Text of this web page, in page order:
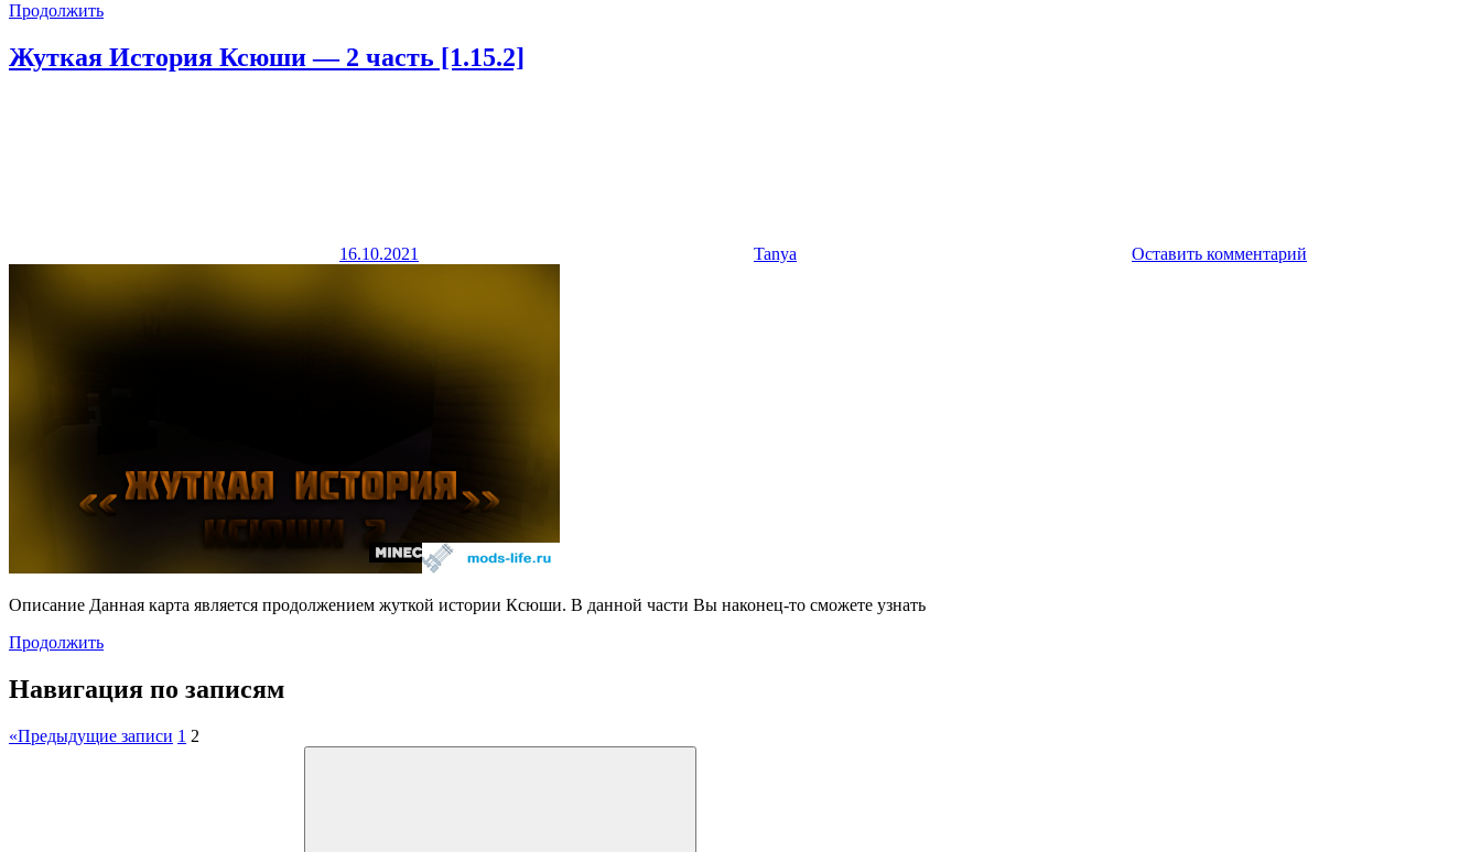
Продолжить
Жуткая История Ксюши — 2 часть [1.15.2]
16.10.2021 Tanya Оставить комментарий
Описание Данная карта является продолжением жуткой истории Ксюши. В данной части Вы наконец-то сможете узнать
Продолжить
Навигация по записям
«Предыдущие записи 1 2